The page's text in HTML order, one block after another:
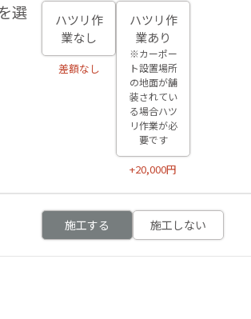
選
ハツリ作
業なし
差額なし
ハツリ作
業あり
※カーポー
ト設置場所
の地面が舗
装されてい
る場合ハツ
リ作業が必
要です
+20,000円
施工する 施工しない